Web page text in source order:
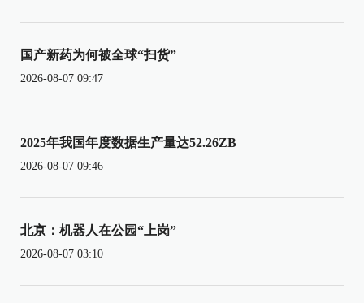
国产新药为何被全球“扫货”
2026-08-07 09:47
2025年我国年度数据生产量达52.26ZB
2026-08-07 09:46
北京：机器人在公园“上岗”
2026-08-07 03:10